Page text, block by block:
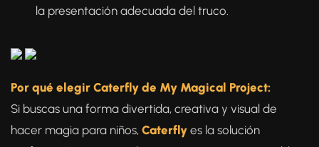
la presentación adecuada del truco.
Por qué elegir Caterfly de My Magical Project:
Si buscas una forma divertida, creativa y visual de
hacer magia para niños, Caterfly es la solución